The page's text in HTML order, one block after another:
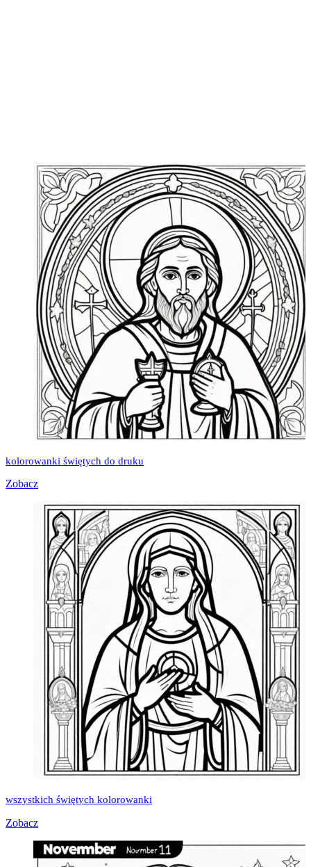
kolorowanki świętych do druku
Zobacz
wszystkich świętych kolorowanki
Zobacz